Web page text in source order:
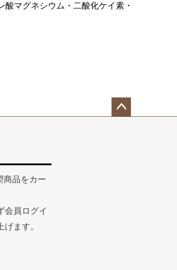
マグネシウム・二酸化ケイ素・
商品をカー
会員ログイ
ます。